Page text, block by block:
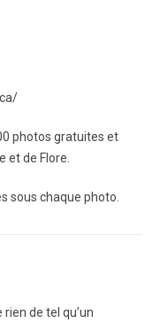
photos gratuites et
et de Flore.
sous chaque photo.
de tel qu’un